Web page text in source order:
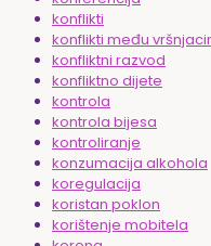
konflikti
konflikti među
konfliktni razvod
konfliktno dijete
kontrola
kontrola bijesa
kontroliranje
konzumacija alkohola
koregulacija
koristan poklon
korištenje mobitela